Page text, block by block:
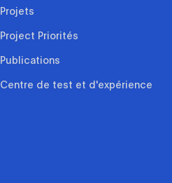
Projets
Project Priorités
Publications
Centre de test et d'expérience